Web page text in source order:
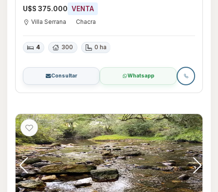
U$S 375.000 VENTA
Villa Serrana Chacra
4 300 0 ha
Consultar Whatsapp